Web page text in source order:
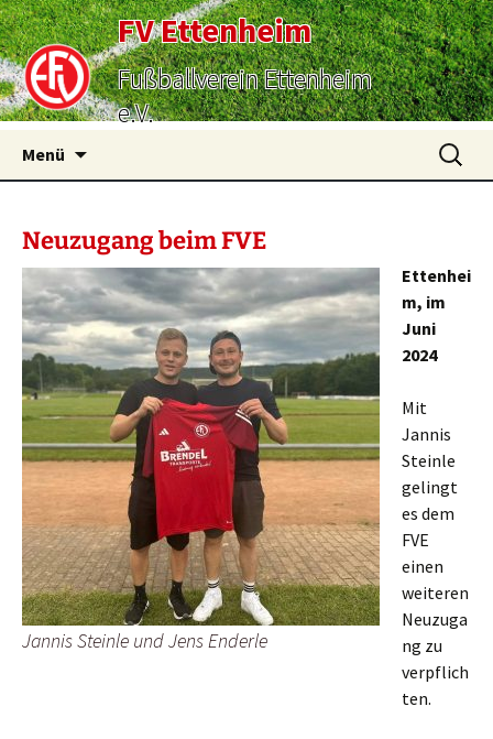
FV Ettenheim
Fußballverein Ettenheim
e.V.
Menü
Suchen
nach:
Neuzugang beim FVE
Jannis Steinle und Jens Enderle
Ettenhei
m, im
Juni
2024
Mit
Jannis
Steinle
gelingt
es dem
FVE
einen
weiteren
Neuzuga
ng zu
verpflich
ten.